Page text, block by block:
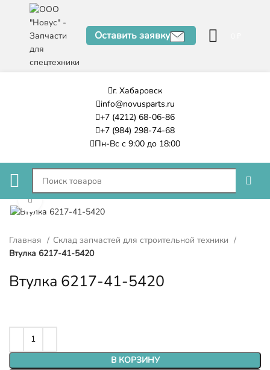
Оставить заявку
г. Хабаровск
info@novusparts.ru
+7 (4212) 68-06-86
+7 (984) 298-74-68
Пн-Вс с 9:00 до 18:00
Нажмите, чтобы увеличить
Главная
Склад запчастей для строительной техники
Втулка 6217-41-5420
Втулка 6217-41-5420
В КОРЗИНУ